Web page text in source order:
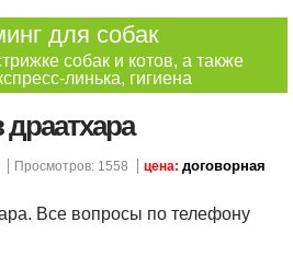
для собак
собак и котов, а также
линька, гигиена
Просмотров: 1558 цена: договорная
Все вопросы по телефону